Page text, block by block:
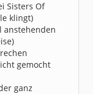
Sisters Of
klingt)
anstehenden
gemocht
ganz